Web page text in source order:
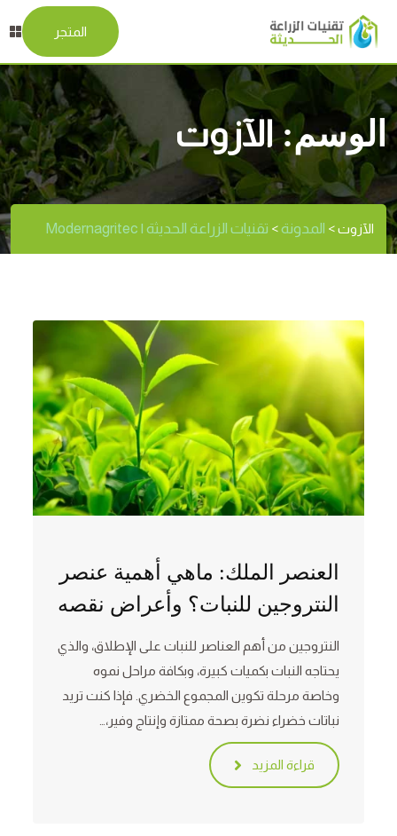
المتجر
الوسم:الآزوت
الآزوت> المدونة> تقنيات الزراعة الحديثة | Modernagritec
العنصر الملك: ماهي أهمية عنصر
النتروجين للنبات؟ وأعراض نقصه
النتروجين من أهم العناصر للنبات على الإطلاق، والذي
يحتاجه النبات بكميات كبيرة، وبكافة مراحل نموه
وخاصة مرحلة تكوين المجموع الخضري. فإذا كنت تريد
نباتات خضراء نضرة بصحة ممتازة وإنتاج وفير،…
قراءة المزيد